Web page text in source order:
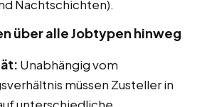
Nachtschichten).
über alle Jobtypen hinweg
Unabhängig vom
müssen Zusteller in